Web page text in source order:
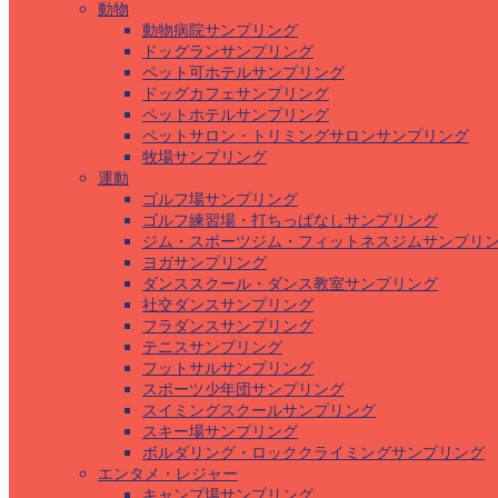
動物
動物病院サンプリング
ドッグランサンプリング
ペット可ホテルサンプリング
ドッグカフェサンプリング
ペットホテルサンプリング
ペットサロン・トリミングサロンサンプリング
牧場サンプリング
運動
ゴルフ場サンプリング
ゴルフ練習場・打ちっぱなしサンプリング
ジム・スポーツジム・フィットネスジムサンプリ
ヨガサンプリング
ダンススクール・ダンス教室サンプリング
社交ダンスサンプリング
フラダンスサンプリング
テニスサンプリング
フットサルサンプリング
スポーツ少年団サンプリング
スイミングスクールサンプリング
スキー場サンプリング
ボルダリング・ロッククライミングサンプリング
エンタメ・レジャー